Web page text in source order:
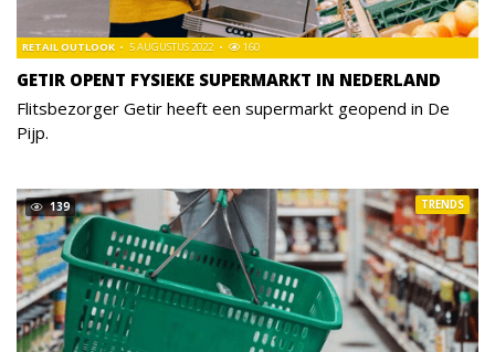
GETIR OPENT FYSIEKE SUPERMARKT IN NEDERLAND
RETAIL OUTLOOK 5 AUGUSTUS 2022 160
Flitsbezorger Getir heeft een supermarkt geopend in De
Pijp.
139 TRENDS